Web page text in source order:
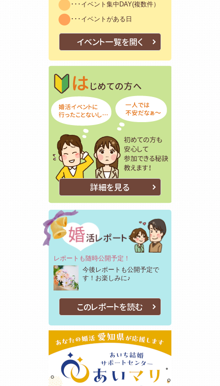
･･･イベント集中DAY(複数件）
･･･イベントがある日
イベント一覧を開く
はじめての方
詳細を見る
レポートも随時公開予定！
今後レポートも公開予定で
す！お楽しみに♪
このレポートを読む